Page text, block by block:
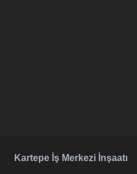
Kartepe İş Merkezi İnşaatı